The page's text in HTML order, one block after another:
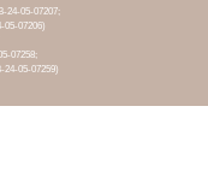
24-05-07207;
07206)
07258;
05-07259)